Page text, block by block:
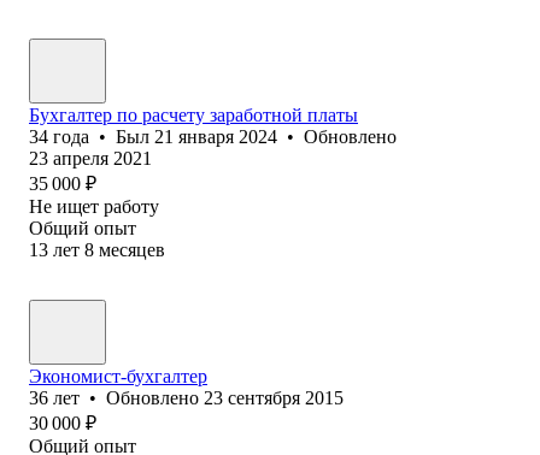
Бухгалтер по расчету заработной платы
34 года • Был 21 января 2024 • Обновлено
23 апреля 2021
35 000 ₽
Не ищет работу
Общий опыт
13 лет 8 месяцев
Экономист-бухгалтер
36 лет • Обновлено 23 сентября 2015
30 000 ₽
Общий опыт